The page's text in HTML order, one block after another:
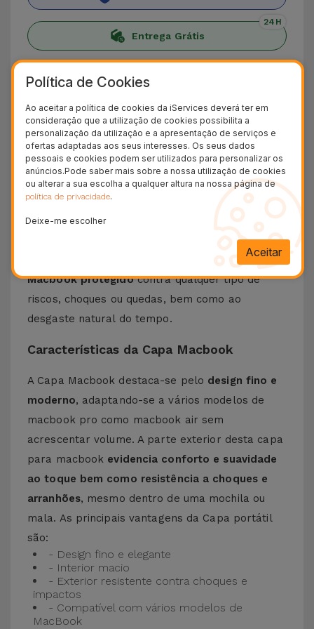
Entrega Grátis
24H
Macbook
ACapa MacBookda iServices foi criada para
quem quer proteção elegante, discreta e
bastante resistente para um computador
portátil. Fabricada à base de materiais de alta
qualidade, este acessório combina a
durabilidade e conforto para usar no trabalho,
ideal para manter um
Macbook protegidocontra qualquer tipo de
riscos, choques ou quedas, bem como ao
desgaste natural do tempo.
Características da Capa Macbook
A Capa Macbook destaca-se pelo design fino e
moderno, adaptando-se a vários modelos de
macbook pro como macbook air sem
acrescentar volume. A parte exterior desta capa
para macbook evidencia conforto e suavidade
ao toque bem como resistência a choques e
arranhões, mesmo dentro de uma mochila ou
mala. As principais vantagens da Capa portátil
são:
- Design fino e elegante
- Interior macio
- Exterior resistente contra choques e
impactos
- Compatível com vários modelos de
MacBook
Política de Cookies
Ao aceitar a política de cookies da iServices deverá ter em
consideração que a utilização de cookies possibilita a
personalização da utilização e a apresentação de serviços e
ofertas adaptadas aos seus interesses. Os seus dados
pessoais e cookies podem ser utilizados para personalizar os
anúncios.Pode saber mais sobre a nossa utilização de cookies
ou alterar a sua escolha a qualquer altura na nossa página de
política de privacidade.
Deixe-me escolher
Aceitar